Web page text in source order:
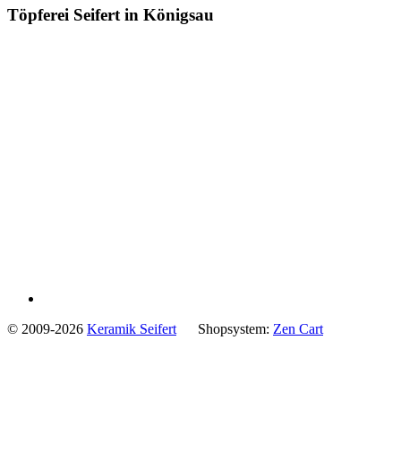
Töpferei Seifert in Königsau
© 2009-2026 Keramik Seifert Shopsystem: Zen Cart